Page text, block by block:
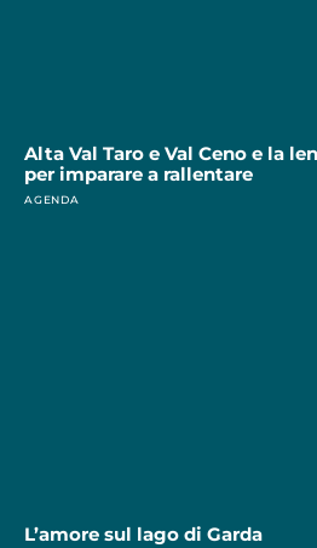
Alta Val Taro e Val Ceno e la
per imparare a rallentare
AGENDA
L’amore sul lago di Garda